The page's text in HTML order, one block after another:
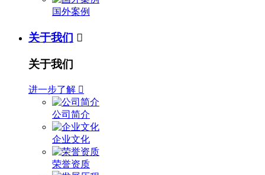
国外案例
关于我们 
关于我们
进一步了解 
公司简介
企业文化
荣誉资质